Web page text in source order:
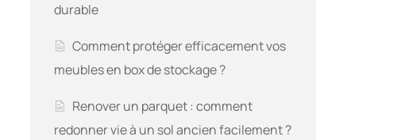
durable
Comment protéger efficacement vos
meubles en box de stockage ?
Renover un parquet : comment
redonner vie à un sol ancien facilement ?